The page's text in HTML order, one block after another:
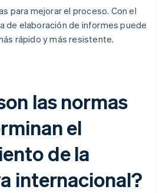
para mejorar el proceso. Con el
de elaboración de informes puede
rápido y más resistente.
las normas
el
de la
internacional?